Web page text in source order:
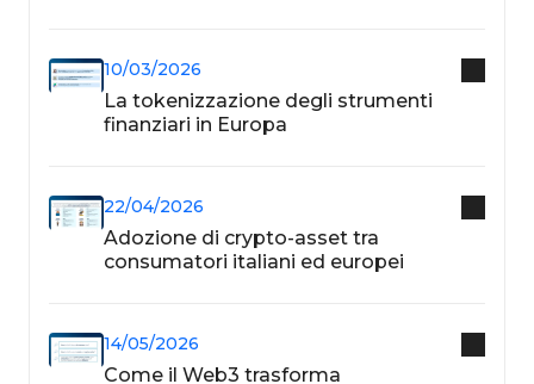
10/03/2026
La tokenizzazione degli strumenti
finanziari in Europa
22/04/2026
Adozione di crypto-asset tra
consumatori italiani ed europei
14/05/2026
Come il Web3 trasforma